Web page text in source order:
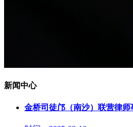
新闻中心
金桥司徒邝（南沙）联营律